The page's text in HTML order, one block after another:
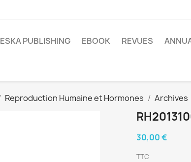
ESKA PUBLISHING EBOOK REVUES
Reproduction Humaine et Hormones Archives
30,00 €
TTC